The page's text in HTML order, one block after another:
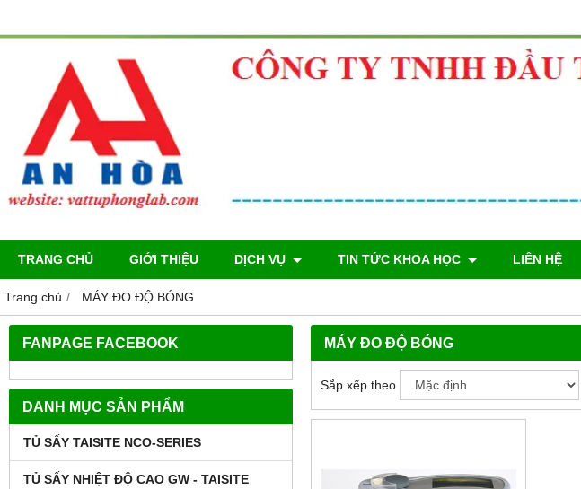
TRANG CHỦ GIỚI THIỆU DỊCH VỤ TIN TỨC KHOA HỌC LIÊN HỆ
Trang chủ MÁY ĐO ĐỘ BÓNG
FANPAGE FACEBOOK
DANH MỤC SẢN PHẨM
TỦ SẤY TAISITE NCO-SERIES
TỦ SẤY NHIỆT ĐỘ CAO GW - TAISITE
MÁY ĐO ĐỘ BÓNG
Sắp xếp theo